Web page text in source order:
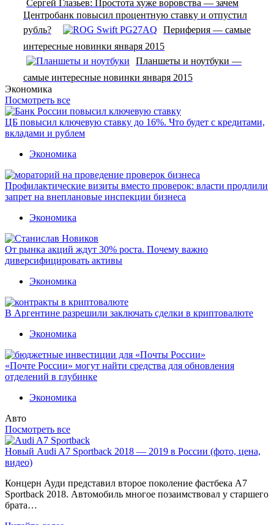
Сергей Глазьев: Простота хуже воровства — зачем
Центробанк повысил процентную ставку и отпустил
рубль?
Периферия — самые
интересные новинки января 2015
Планшеты и ноутбуки —
самые интересные новинки января 2015
Экономика
Посмотреть все
ЦБ повысил ключевую ставку до 16%. Что будет с кредитами,
вкладами и рублем
Экономика
Профилактические визиты вместо проверок: власти продлили
запрет на внеплановые инспекции бизнеса
Экономика
От рынка акций ждут 30% роста. Почему важно
диверсифицировать активы
Экономика
В Аргентине разрешили заключать сделки в криптовалюте
Экономика
«Почте России» могут найти средства для обновления
отделений в глубинке
Экономика
Авто
Посмотреть все
Новый Audi A7 Sportback 2018 — 2019 в России (фото, цена,
видео)
Концерн Ауди представил второе поколение фастбека A7
Sportback 2018. Автомобиль многое позаимствовал у старшего
брата…